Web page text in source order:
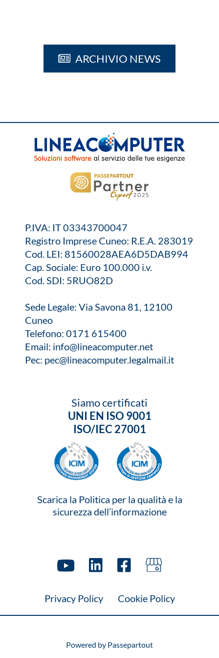
ARCHIVIO NEWS
P.IVA: IT 03343700047
Registro Imprese Cuneo: R.E.A. 283019
Cod. LEI: 81560028AEA6D5DAB994
Cap. Sociale: Euro 100.000 i.v.
Cod. SDI: 5RUO82D
Sede Legale: Via Savona 81, 12100
Cuneo
Telefono: 0171 615400
Email: info@lineacomputer.net
Pec: pec@lineacomputer.legalmail.it
Siamo certificati
UNI EN ISO 9001
ISO/IEC 27001
Scarica la Politica per la qualità e la
sicurezza dell’informazione
Privacy Policy Cookie Policy
Powered by Passepartout